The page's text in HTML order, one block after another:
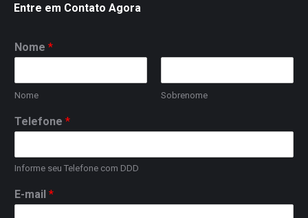
Entre em Contato Agora
Nome *
Nome Sobrenome
Telefone *
Informe seu Telefone com DDD
E-mail *